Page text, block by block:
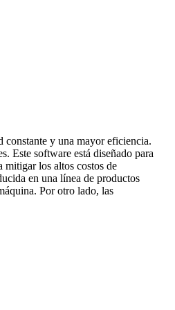
constante y una mayor eficiencia.
Este software está diseñado para
mitigar los altos costos de
en una línea de productos
Por otro lado, las